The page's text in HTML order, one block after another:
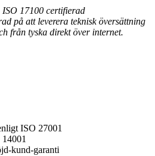
17100 certifierad
på att leverera teknisk översättning
från tyska direkt över internet.
ISO 27001
kund-garanti